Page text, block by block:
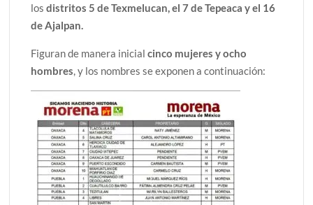
losdistritos 5 de Texmelucan, el 7 de Tepeaca y el 16
de Ajalpan.
Figuran de manera inicialcinco mujeres y ocho
hombres , y los nombres se exponen a continuación: